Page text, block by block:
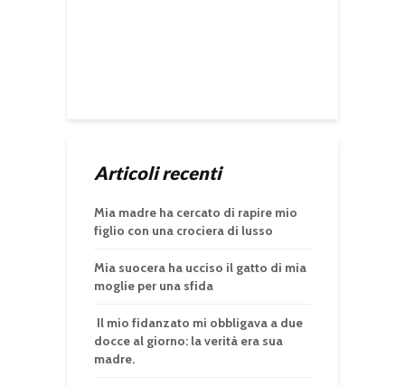
Articoli recenti
Mia madre ha cercato di rapire mio
figlio con una crociera di lusso
Mia suocera ha ucciso il gatto di mia
moglie per una sfida
Il mio fidanzato mi obbligava a due
docce al giorno: la verità era sua
madre.